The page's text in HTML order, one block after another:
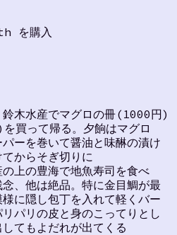
を購入
鈴木水産でマグロの冊(1000円)
買って帰る。夕餉はマグロ
ーを巻いて醤油と味醂の漬け
からそぎ切りに
上の豊海で地魚寿司を食べ
、他は絶品。特に金目鯛が最
に隠し包丁を入れて軽くバー
パリの皮と身のこってりとし
てもよだれが出てくる